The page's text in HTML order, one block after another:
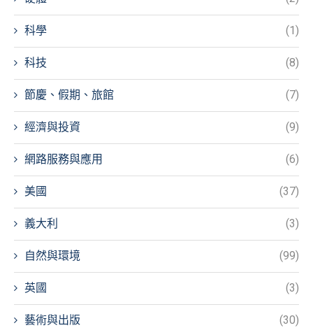
科學 (1)
科技 (8)
節慶、假期、旅館 (7)
經濟與投資 (9)
網路服務與應用 (6)
美國 (37)
義大利 (3)
自然與環境 (99)
英國 (3)
藝術與出版 (30)